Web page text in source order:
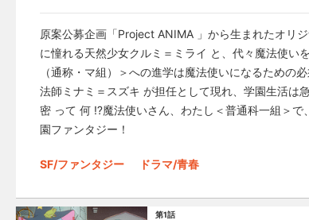
原案公募企画「Project ANIMA 」から生まれたオリ
に憧れる天然少女クルミ＝ミライ と、代々魔法使い
（通称・マ組）＞への進学は魔法使いになるため
法師ミナミ＝スズキ が担任として現れ、学園生活
密 って 何 ⁉魔法使いさん、わたし＜普通科一組＞
園ファンタジー！
SF/ファンタジー ドラマ/青春
第1話